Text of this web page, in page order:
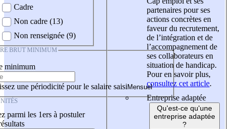
Cadre
Non cadre (13)
Non renseignée (9)
BRUT MINIMUM
minimum
une périodicité pour le salaire saisi
parmi les 1ers à postuler
partenaires pour ses
actions concrètes en
faveur du recrutement,
de l’intégration et de
l’accompagnement de
ses collaborateurs en
situation de handicap.
Pour en savoir plus,
consultez cet article.
Entreprise adaptée
Qu'est-ce qu'une
entreprise adaptée
?